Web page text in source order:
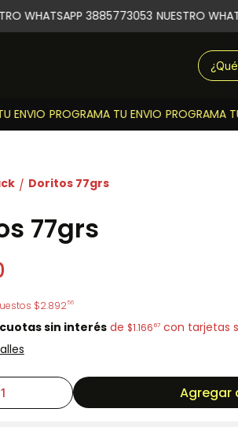
ENVIO PROGRAMA TU ENVIO PROGRAMA
WHATSAPP 3885773053 NUESTRO
/ Doritos 77grs
77grs
$2.89256
sin interésde $1.16667con tarjetas
Agregar